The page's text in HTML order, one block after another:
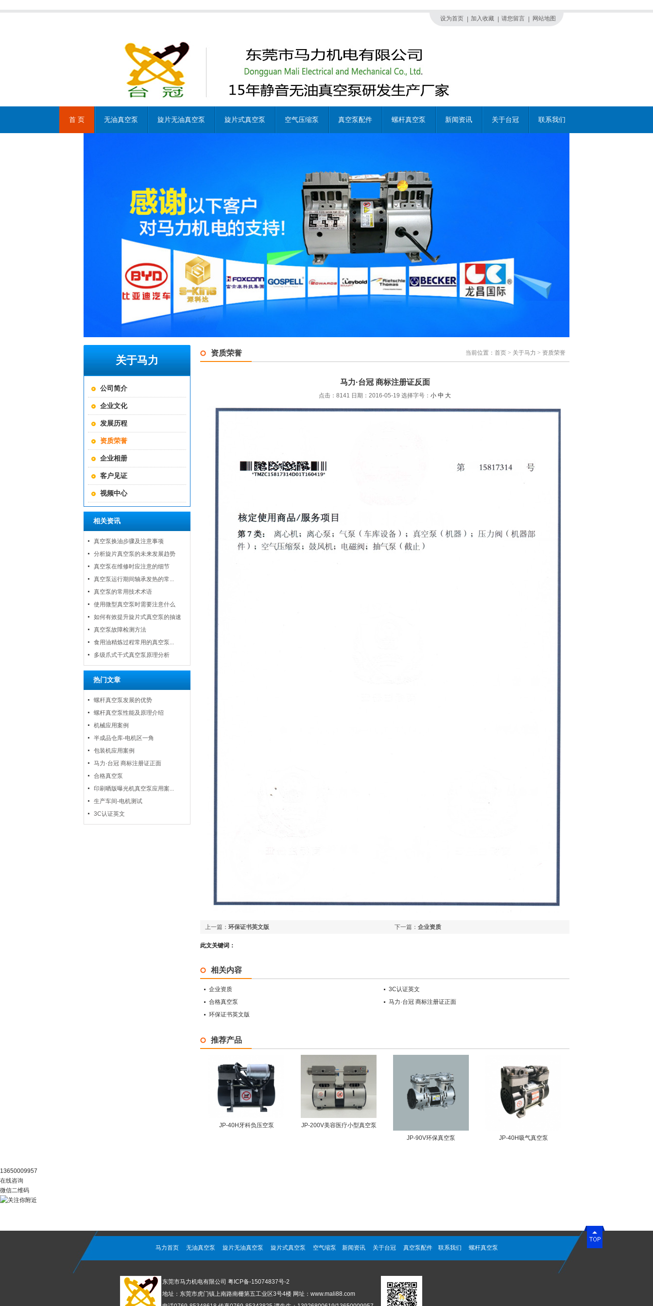
设为首页 加入收藏 请您留言 网站地图
首 页 无油真空泵 旋片无油真空泵 旋片式真空泵 空气压缩泵 真空泵配件 螺杆真空泵 新闻资讯 关于台冠 联系我们
关于马力
公司简介
企业文化
发展历程
资质荣誉
企业相册
客户见证
视频中心
相关资讯
真空泵换油步骤及注意事项
分析旋片真空泵的未来发展趋势
真空泵在维修时应注意的细节
真空泵运行期间轴承发热的常...
真空泵的常用技术术语
使用微型真空泵时需要注意什么
如何有效提升旋片式真空泵的抽速
真空泵故障检测方法
食用油精炼过程常用的真空泵...
多级爪式干式真空泵原理分析
热门文章
螺杆真空泵发展的优势
螺杆真空泵性能及原理介绍
机械应用案例
半成品仓库-电机区一角
包装机应用案例
马力·台冠 商标注册证正面
合格真空泵
印刷晒版曝光机真空泵应用案...
生产车间-电机测试
3C认证英文
资质荣誉 当前位置： 首页 > 关于马力 > 资质荣誉
马力·台冠 商标注册证反面
点击：8141 日期：2016-05-19 选择字号： 小 中 大
上一篇： 环保证书英文版 下一篇： 企业资质
此文关键词：
相关内容
企业资质
3C认证英文
合格真空泵
马力·台冠 商标注册证正面
环保证书英文版
推荐产品
JP-40H牙科负压空泵
JP-200V美容医疗小型真空泵
JP-90V环保真空泵
JP-40H吸气真空泵
13650009957
在线咨询
微信二维码
马力首页 无油真空泵 旋片无油真空泵 旋片式真空泵 空气缩泵 新闻资讯 关于台冠 真空泵配件 联系我们 螺杆真空泵
东莞市马力机电有限公司 粤ICP备-15074837号-2
地址：东莞市虎门镇上南路南栅第五工业区3号4楼 网址：www.mali88.com